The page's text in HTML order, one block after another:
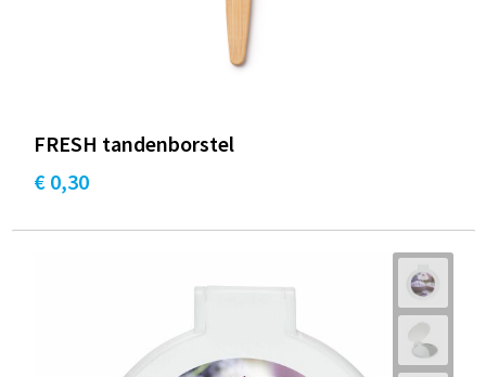
FRESH tandenborstel
€ 0,30